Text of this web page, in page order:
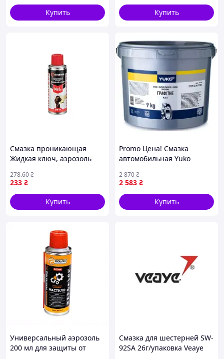
Купить
Купить
Смазка проникающая
Жидкая ключ, аэрозоль
INTERTOOL
233 ₴
278.60₴
Купить
Promo Цена! Смазка
автомобильная Yuko
(4820070241457) - только
на ZaGrosh.com.ua
2 583 ₴
2 870₴
Купить
Универсальный аэрозоль
200 мл для защиты от
Смазка для шестерней SW-
92SA 26г/упаковка Veaye